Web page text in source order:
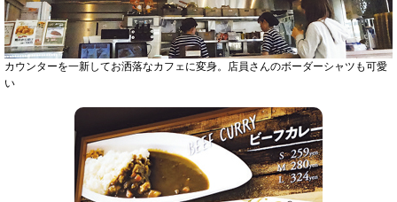
カウンターを一新してお洒落なカフェに変身。店員さんのボーダーシャツも可愛
い